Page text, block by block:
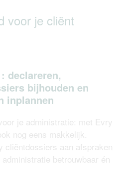
voor je cliënt
declareren,
bijhouden en
inplannen
je administratie: met Evry
nog eens makkelijk.
cliëntdossiers aan afspraken
betrouwbaar én